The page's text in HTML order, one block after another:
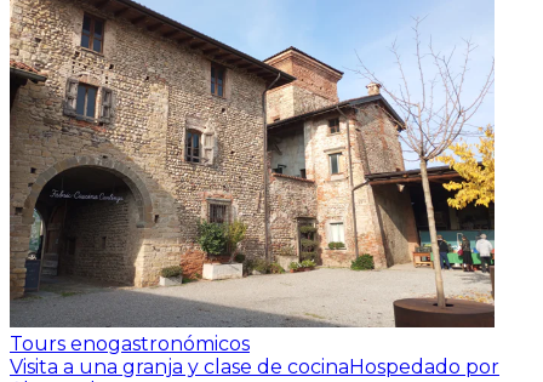
Tours enogastronómicos
Visita a una granja y clase de cocinaHospedado por